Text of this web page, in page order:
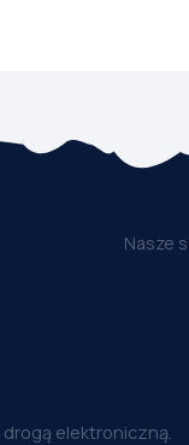
Nasze
elektroniczną.